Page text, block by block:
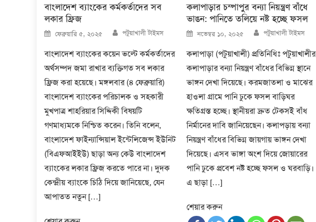
বাংলাদেশ ব্যাংকের কর্মকর্তাদের সব
লকার ফ্রিজ
Posted
on
ফেব্রুয়ারি ৫, ২০২৫ Author
পটুয়াখালী টাইমস
বাংলাদেশ ব্যাংকের কয়েন ভল্টে কর্মকর্তাদের
অর্থসম্পদ জমা রাখার ব্যক্তিগত সব লকার
ফ্রিজ করা হয়েছে। মঙ্গলবার (৪ ফেব্রুয়ারি)
বাংলাদেশ ব্যাংকের পরিচালক ও সহকারী
মুখপাত্র শাহরিয়ার সিদ্দিকী বিষয়টি
গণমাধ্যমকে নিশ্চিত করেন। তিনি বলেন,
বাংলাদেশ ফাইন্যান্সিয়াল ইন্টেলিজেন্স ইউনিট
(বিএফআইইউ) ছাড়া অন্য কেউ বাংলাদেশ
ব্যাংকের লকার ফ্রিজ করতে পারে না। দুদক
কেন্দ্রীয় ব্যাংকে চিঠি দিয়ে জানিয়েছে, যেন
আপাতত নতুন […]
কলাপাড়ার চম্পাপুর বন্যা নিয়ন্ত্রণ বাঁধে
ভাঙন: পানিতে তলিয়ে নষ্ট হচ্ছে ফসল
Posted
on
নভেম্বর ১০, ২০২৫ Author
পটুয়াখালী টাইমস
কলাপাড়া (পটুয়াখালী) প্রতিনিধিঃ পটুয়াখালীর
কলাপাড়ার বন্যা নিয়ন্ত্রণ বাঁধের বিভিন্ন স্থানে
ভাঙ্গন দেখা দিয়েছে। করমজাতলা ও মাঝের
হাওলা গ্রামে পানি ঢুকে ফসল বাড়িঘর
ক্ষতিগ্রস্ত হচ্ছে। স্থানীয়রা দ্রুত টেকসই বাঁধ
নির্মানের দাবি জানিয়েছেন। কলাপড়ায় বন্যা
নিয়ন্ত্রণ বাঁধের বিভিন্ন জায়গায় ভাঙ্গন দেখা
দিয়েছে। এসব ভাঙ্গা অংশ দিয়ে জোয়ারের
পানি ঢুকে প্রবেশ নষ্ট হচ্ছে ফসল ও ঘরবাড়ি।
এ ছাড়া […]
শেয়ার করুন